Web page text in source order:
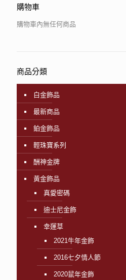
購物車
購物車內無任何商品
商品分類
白金飾品
最新商品
鉑金飾品
輕珠寶系列
酬神金牌
黃金飾品
真愛密碼
迪士尼金飾
幸運草
2021牛年金飾
2016七夕情人節
2020鼠年金飾